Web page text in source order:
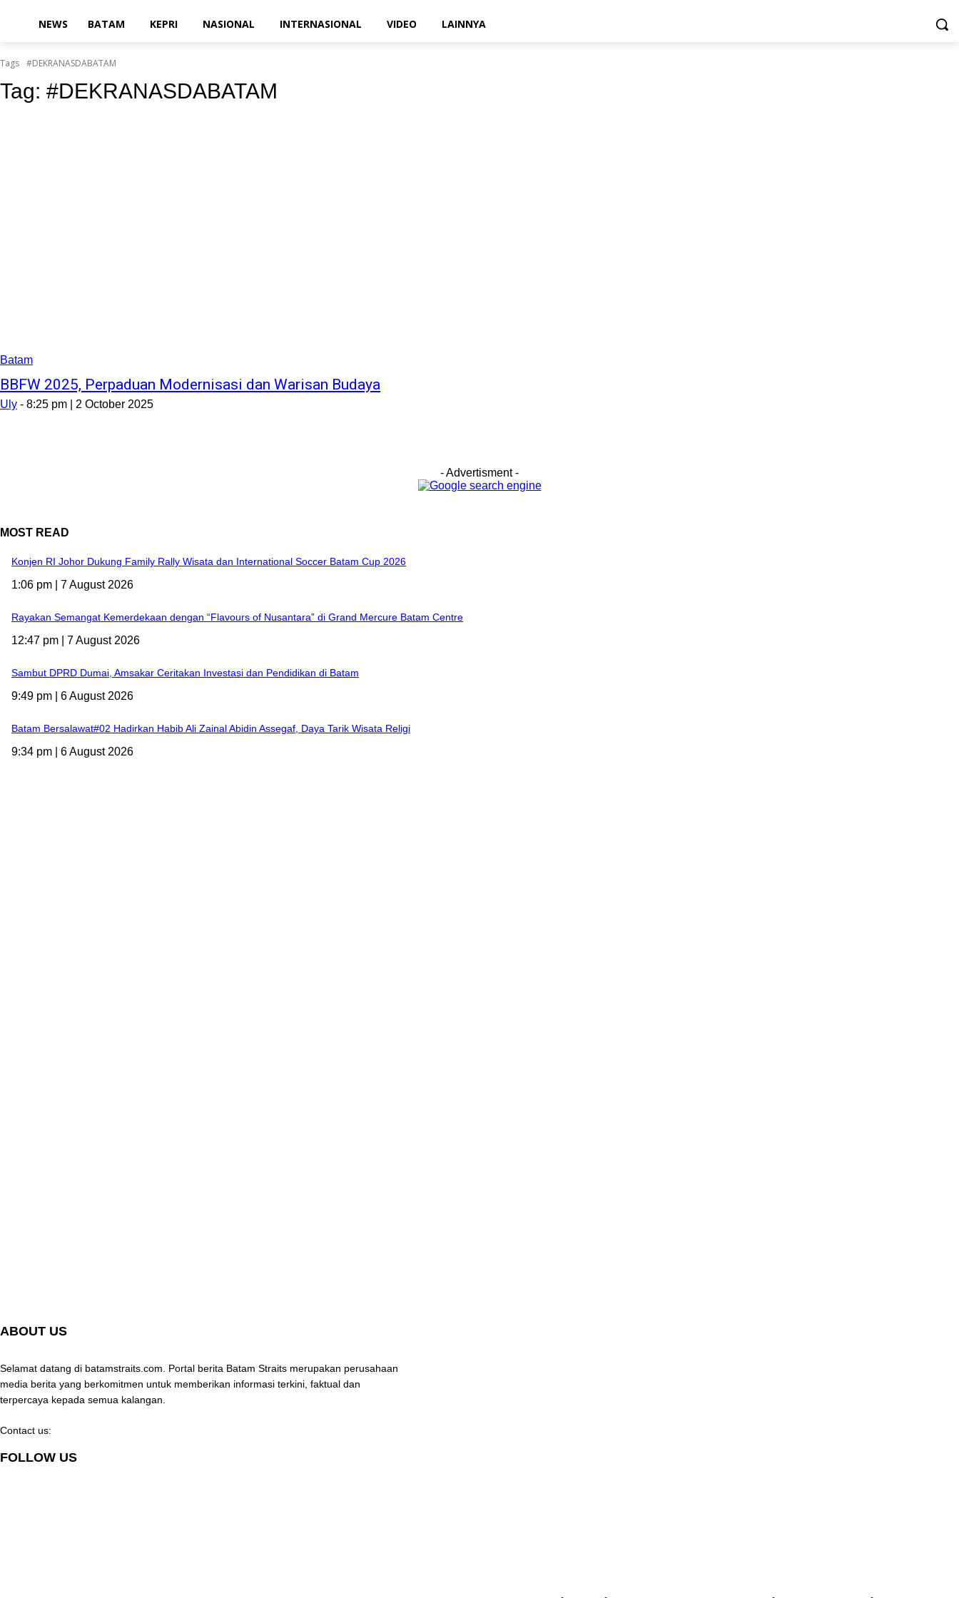
NEWS BATAM KEPRI NASIONAL INTERNASIONAL VIDEO LAINNYA
Tags #DEKRANASDABATAM
Tag: #DEKRANASDABATAM
Batam
BBFW 2025, Perpaduan Modernisasi dan Warisan Budaya
Uly - 8:25 pm | 2 October 2025
- Advertisment -
MOST READ
Konjen RI Johor Dukung Family Rally Wisata dan International Soccer Batam Cup 2026
1:06 pm | 7 August 2026
Rayakan Semangat Kemerdekaan dengan “Flavours of Nusantara” di Grand Mercure Batam Centre
12:47 pm | 7 August 2026
Sambut DPRD Dumai, Amsakar Ceritakan Investasi dan Pendidikan di Batam
9:49 pm | 6 August 2026
Batam Bersalawat#02 Hadirkan Habib Ali Zainal Abidin Assegaf, Daya Tarik Wisata Religi
9:34 pm | 6 August 2026
ABOUT US
Selamat datang di batamstraits.com. Portal berita Batam Straits merupakan perusahaan
media berita yang berkomitmen untuk memberikan informasi terkini, faktual dan
terpercaya kepada semua kalangan.
Contact us:
FOLLOW US